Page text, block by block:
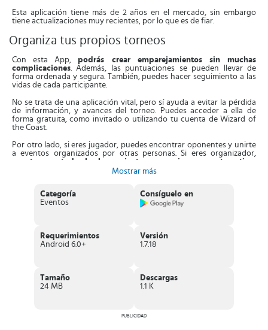
Esta aplicación tiene más de 2 años en el mercado, sin embargo
tiene actualizaciones muy recientes, por lo que es de fiar.
Organiza tus propios torneos
Con esta App,podrás crear emparejamientos sin muchas
complicaciones. Además, las puntuaciones se pueden llevar de
forma ordenada y segura. También, puedes hacer seguimiento a las
vidas de cada participante.
No se trata de una aplicación vital, pero sí ayuda a evitar la pérdida
de información, y avances del torneo. Puedes acceder a ella de
forma gratuita, como invitado o utilizando tu cuenta de Wizard of
the Coast.
Por otro lado, si eres jugador, puedes encontrar oponentes y unirte
a eventos organizados por otras personas. Si eres organizador,
cuentas con todas las herramientas necesarias para automatizar
de cada partida.
ordenada y sencilla. Los botones son muy amigables, al igual que el
apartado de menú donde puedes tener acceso a todas las
Características de Magic
las opciones avanzadas de la App.
Puedes guardar el grupo de jugadores, colocando el nombre
que desees a la partida. La puedes recuperar en cualquier
Los participantes podrán tener información acerca del
Mostrar más
Categoría
Eventos
Consíguelo en
Requerimientos
Android 6.0+
Versión
1.7.18
Tamaño
24 MB
Descargas
1.1 K
PUBLICIDAD